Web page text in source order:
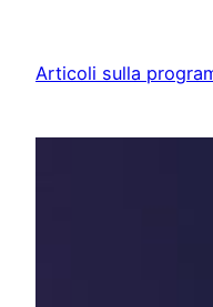
contenuto
Articoli sulla